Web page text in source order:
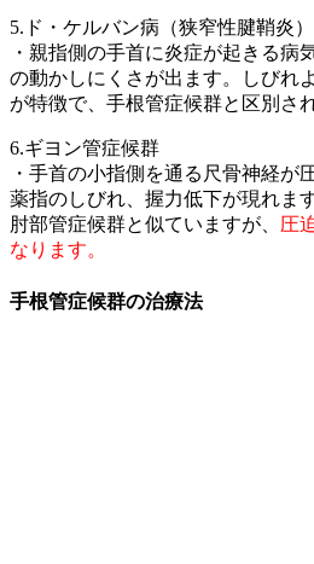
5.ド・ケルバン病（狭窄性腱鞘炎）
・親指側の手首に炎症が起きる病
の動かしにくさが出ます。しびれ
が特徴で、手根管症候群と区別さ
6.ギヨン管症候群
・手首の小指側を通る尺骨神経が
薬指のしびれ、握力低下が現れます
肘部管症候群と似ていますが、 圧
なります。
手根管症候群の治療法